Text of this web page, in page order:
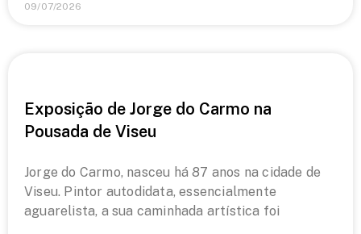
09/07/2026
Exposição de Jorge do Carmo na
Pousada de Viseu
Jorge do Carmo, nasceu há 87 anos na cidade de
Viseu. Pintor autodidata, essencialmente
aguarelista, a sua caminhada artística foi